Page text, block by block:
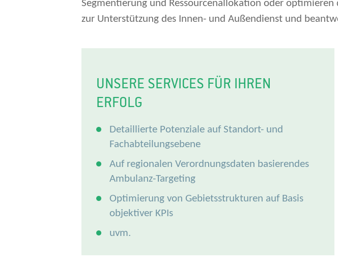
Segmentierung und Ressourcenallokation oder
zur Unterstützung des Innen- und Außendienst und
UNSERE SERVICES FÜR IHREN
ERFOLG
Detaillierte Potenziale auf Standort- und
Fachabteilungsebene
Auf regionalen Verordnungsdaten basierendes
Ambulanz-Targeting
Optimierung von Gebietsstrukturen auf Basis
objektiver KPIs
uvm.